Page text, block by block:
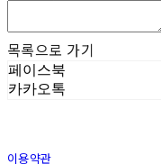
목록으로 가기
페이스북
카카오톡
이용약관